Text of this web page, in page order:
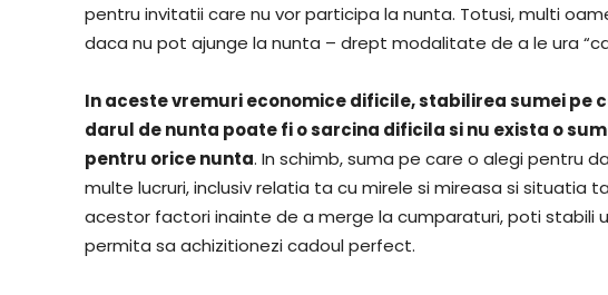
pentru invitatii care nu vor participa la nunta. Totusi, multi
daca nu pot ajunge la nunta – drept modalitate de a le ura
In aceste vremuri economice dificile, stabilirea sumei pe
darul de nunta poate fi o sarcina dificila si nu exista o
pentru orice nunta. In schimb, suma pe care o alegi pentru
multe lucruri, inclusiv relatia ta cu mirele si mireasa si situatia
acestor factori inainte de a merge la cumparaturi, poti stabili
permita sa achizitionezi cadoul perfect.